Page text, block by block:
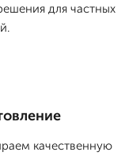
для частных
качественную